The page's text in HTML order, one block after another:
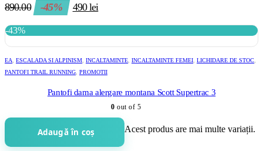
890.00 -45% 490lei
-43%
EA ESCALADA SI ALPINISM INCALTAMINTE INCALTAMINTE FEMEI LICHIDARE DE STOC
PANTOFI TRAIL RUNNING PROMOTII
Pantofi dama alergare montana Scott Supertrac 3
0 out of 5
Adaugă în coș Acest produs are mai multe variații.